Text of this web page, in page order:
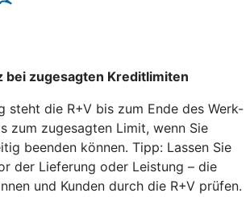
bei zugesagten Kreditlimiten
steht die R+V bis zum Ende des Werk-
zum zugesagten Limit, wenn Sie
beenden können. Tipp: Lassen Sie
der Lieferung oder Leistung – die
und Kunden durch die R+V prüfen.